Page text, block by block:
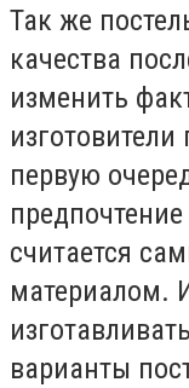
Так же
качества
изменить
первую
считается
материалом.
варианты